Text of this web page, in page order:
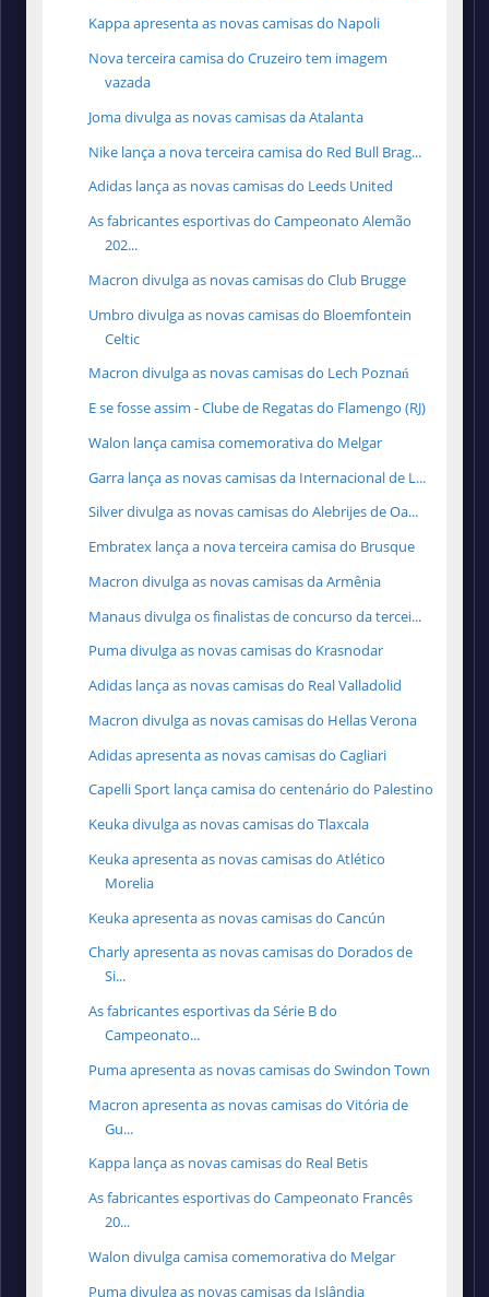
Kappa apresenta as novas camisas do Napoli
Nova terceira camisa do Cruzeiro tem imagem
vazada
Joma divulga as novas camisas da Atalanta
Nike lança a nova terceira camisa do Red Bull Brag...
Adidas lança as novas camisas do Leeds United
As fabricantes esportivas do Campeonato Alemão
202...
Macron divulga as novas camisas do Club Brugge
Umbro divulga as novas camisas do Bloemfontein
Celtic
Macron divulga as novas camisas do Lech Poznań
E se fosse assim - Clube de Regatas do Flamengo (RJ)
Walon lança camisa comemorativa do Melgar
Garra lança as novas camisas da Internacional de L...
Silver divulga as novas camisas do Alebrijes de Oa...
Embratex lança a nova terceira camisa do Brusque
Macron divulga as novas camisas da Armênia
Manaus divulga os finalistas de concurso da tercei...
Puma divulga as novas camisas do Krasnodar
Adidas lança as novas camisas do Real Valladolid
Macron divulga as novas camisas do Hellas Verona
Adidas apresenta as novas camisas do Cagliari
Capelli Sport lança camisa do centenário do Palestino
Keuka divulga as novas camisas do Tlaxcala
Keuka apresenta as novas camisas do Atlético
Morelia
Keuka apresenta as novas camisas do Cancún
Charly apresenta as novas camisas do Dorados de
Si...
As fabricantes esportivas da Série B do
Campeonato...
Puma apresenta as novas camisas do Swindon Town
Macron apresenta as novas camisas do Vitória de
Gu...
Kappa lança as novas camisas do Real Betis
As fabricantes esportivas do Campeonato Francês
20...
Walon divulga camisa comemorativa do Melgar
Puma divulga as novas camisas da Islândia